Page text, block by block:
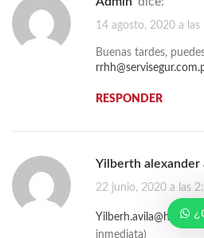
14 agosto, 2020 a las
Buenas tardes,
RESPONDER
Yilberth
22 junio, 2020 a las
inmediata)